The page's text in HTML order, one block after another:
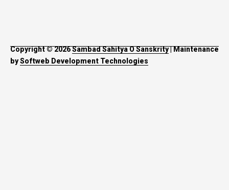
Copyright © 2026Sambad Sahitya O Sanskrity| Maintenance
bySoftweb Development Technologies